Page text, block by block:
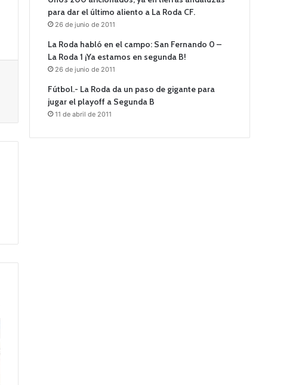
para dar el último aliento a La Roda CF.
26 de junio de 2011
La Roda habló en el campo: San Fernando 0 –
La Roda 1 ¡Ya estamos en segunda B!
26 de junio de 2011
Fútbol.- La Roda da un paso de gigante para
jugar el playoff a Segunda B
11 de abril de 2011